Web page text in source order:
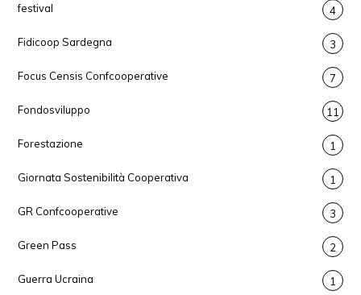
festival 4
Fidicoop Sardegna 3
Focus Censis Confcooperative 7
Fondosviluppo 11
Forestazione 1
Giornata Sostenibilità Cooperativa 1
GR Confcooperative 3
Green Pass 2
Guerra Ucraina 1